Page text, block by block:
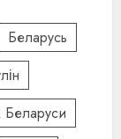
Беларусь
Беларуси